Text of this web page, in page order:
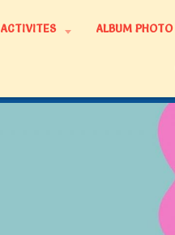
ACTIVITES ALBUM PHOTO